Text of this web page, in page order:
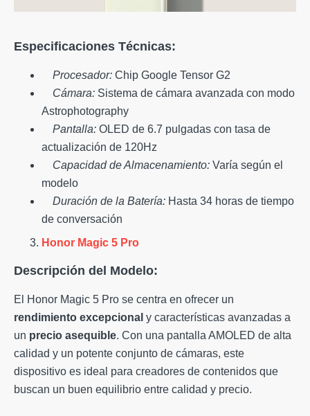
Especificaciones Técnicas:
Procesador: Chip Google Tensor G2
Cámara: Sistema de cámara avanzada con modo
Astrophotography
Pantalla: OLED de 6.7 pulgadas con tasa de
actualización de 120Hz
Capacidad de Almacenamiento: Varía según el
modelo
Duración de la Batería: Hasta 34 horas de tiempo
de conversación
Honor Magic 5 Pro
Descripción del Modelo:
El Honor Magic 5 Pro se centra en ofrecer un
rendimiento excepcional y características avanzadas a
un precio asequible. Con una pantalla AMOLED de alta
calidad y un potente conjunto de cámaras, este
dispositivo es ideal para creadores de contenidos que
buscan un buen equilibrio entre calidad y precio.